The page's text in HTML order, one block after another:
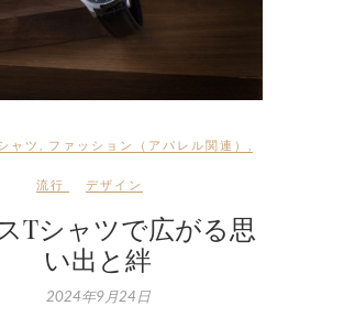
ャツ ファッション（アパレル関連）
流行 デザイン
Tシャツで広がる思
い出と絆
2024年9月24日